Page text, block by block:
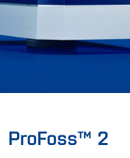
ProFoss™ 2